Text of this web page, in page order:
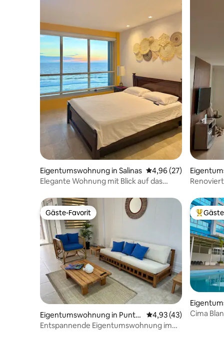
Eigentumswohnung in Salinas Durchschnittliche
4,96 (27)
Elegante Wohnung mit Blick auf das
Blanca
Gäste-Favorit
Gäste-Favorit
Eigentumswohnung in Punta
Blanca
Durchschnittliche
4,93 (43)
Entspannende Eigentumswohnung im
nca
Cima